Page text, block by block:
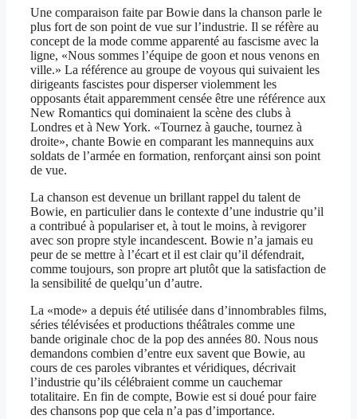
Une comparaison faite par Bowie dans la chanson parle le
plus fort de son point de vue sur l’industrie. Il se réfère au
concept de la mode comme apparenté au fascisme avec la
ligne, «Nous sommes l’équipe de goon et nous venons en
ville.» La référence au groupe de voyous qui suivaient les
dirigeants fascistes pour disperser violemment les
opposants était apparemment censée être une référence aux
New Romantics qui dominaient la scène des clubs à
Londres et à New York. «Tournez à gauche, tournez à
droite», chante Bowie en comparant les mannequins aux
soldats de l’armée en formation, renforçant ainsi son point
de vue.
La chanson est devenue un brillant rappel du talent de
Bowie, en particulier dans le contexte d’une industrie qu’il
a contribué à populariser et, à tout le moins, à revigorer
avec son propre style incandescent. Bowie n’a jamais eu
peur de se mettre à l’écart et il est clair qu’il défendrait,
comme toujours, son propre art plutôt que la satisfaction de
la sensibilité de quelqu’un d’autre.
La «mode» a depuis été utilisée dans d’innombrables films,
séries télévisées et productions théâtrales comme une
bande originale choc de la pop des années 80. Nous nous
demandons combien d’entre eux savent que Bowie, au
cours de ces paroles vibrantes et véridiques, décrivait
l’industrie qu’ils célébraient comme un cauchemar
totalitaire. En fin de compte, Bowie est si doué pour faire
des chansons pop que cela n’a pas d’importance.